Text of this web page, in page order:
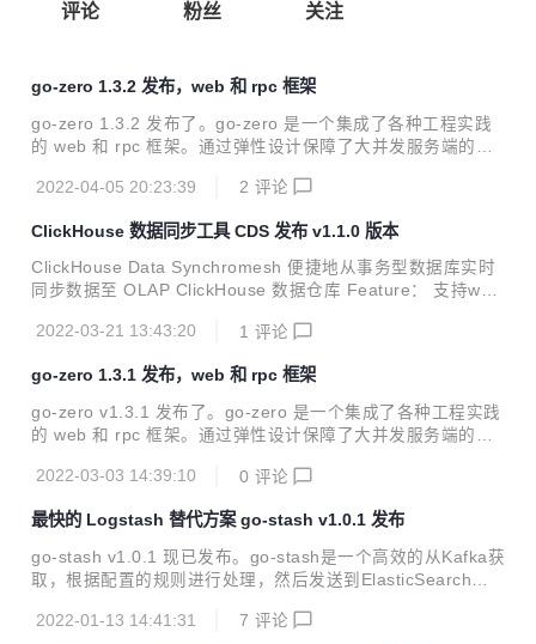
评论
粉丝 关注
go-zero 1.3.2 发布，web 和 rpc 框架
go-zero 1.3.2 发布了。go-zero 是一个集成了各种工程实践
的 web 和 rpc 框架。通过弹性设计保障了大并发服务端的稳
和生成工具 goctl，可以根据定义的 API 文件一键生成 Go, iO
直接运行。 本次更新内容包括： 框架： 1. 支持 cgroups v2
2. 新增 httpc 包用来治理客户端 HTTP 请求 3. model 支持 ‘-’
忽略字段 4. 支持 Oracle 的参数选择...
2022-04-05 20:23:39 2 评论
ClickHouse 数据同步工具 CDS 发布 v1.1.0 版本
ClickHouse Data Synchromesh 便捷地从事务型数据库实时
同步数据至 OLAP ClickHouse 数据仓库 Feature： 支持web
mysql和mongoDB数据源 自动全量同步数据和增量同步数据
ickhouse前端数据同步组件采用go语言开发 tube模块支持kaf
ka单消费者并行处理消息，自动处理offset提交点 mongoDB
文档新增字段会自动对ClickHouse新增列 自动根据数据源sch
ema 生成ClickHous...
2022-03-21 13:43:20 1 评论
go-zero 1.3.1 发布，web 和 rpc 框架
go-zero v1.3.1 发布了。go-zero 是一个集成了各种工程实践
的 web 和 rpc 框架。通过弹性设计保障了大并发服务端的稳
和生成工具 goctl，可以根据定义的 API 文件一键生成 Go, iO
直接运行。 本次更新内容包括： 框架： 更新go-redis到v8版
本，增加了ctx，并支持了OpenTelemetry 更新了sql driver，
增加了ctx，并支持了OpenTelemetry 在 Ca...
2022-03-03 14:39:10 0 评论
最快的 Logstash 替代方案 go-stash v1.0.1 发布
go-stash v1.0.1 现已发布。go-stash是一个高效的从Kafka获
取，根据配置的规则进行处理，然后发送到ElasticSearch集
署简单，一个可执行文件即可。 安装 cd stash && go build s
2022-01-13 14:41:31 7 评论